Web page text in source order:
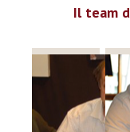
Il team